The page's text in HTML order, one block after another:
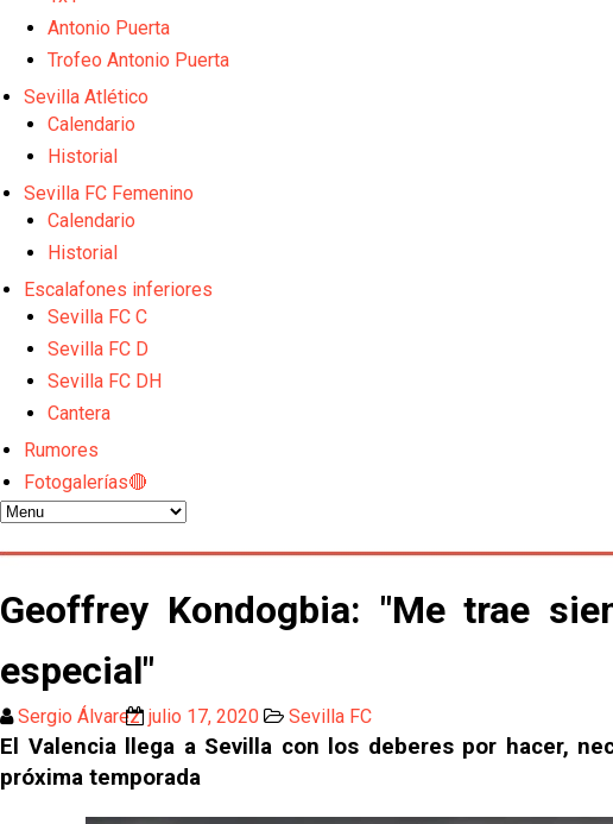
OFICIAL | Juanlu se marcha al Bournemouth
Los posibles herederos del número 16 tras la marcha de
Alberto Flores, muy cerca de convertirse en nuevo jugador
El Granada negocia con el Sevilla FC por Alberto Flores
IDV reclama dinero al Sevilla por Mercado
Antonio Puerta
Trofeo Antonio Puerta
Sevilla Atlético
Calendario
Historial
Sevilla FC Femenino
Calendario
Historial
Escalafones inferiores
Sevilla FC C
Sevilla FC D
Sevilla FC DH
Cantera
Rumores
Fotogalerías🔴
Geoffrey Kondogbia: "Me trae
especial"
Sergio Álvarez julio 17, 2020 Sevilla FC
El Valencia llega a Sevilla con los deberes por hacer,
próxima temporada